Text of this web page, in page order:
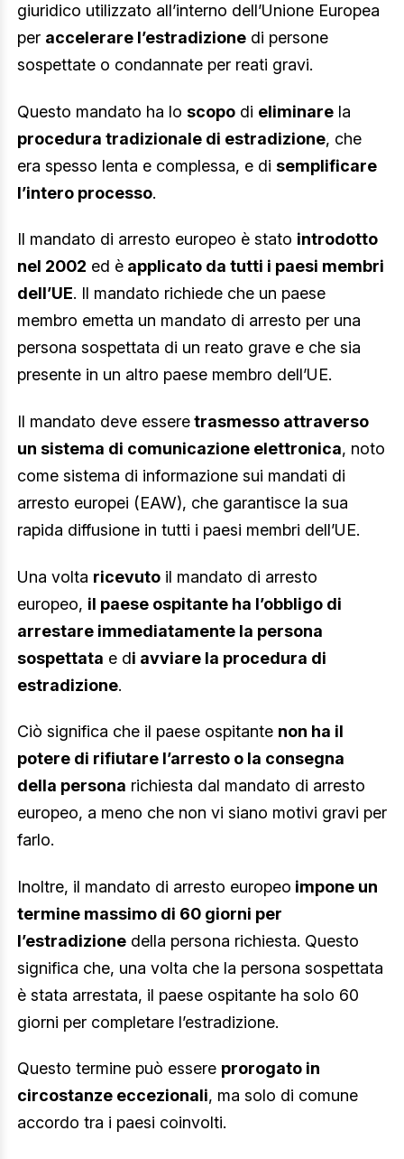
giuridico utilizzato all’interno dell’Unione Europea
per accelerare l’estradizione di persone
sospettate o condannate per reati gravi.
Questo mandato ha lo scopo di eliminare la
procedura tradizionale di estradizione, che
era spesso lenta e complessa, e di semplificare
l’intero processo.
Il mandato di arresto europeo è stato introdotto
nel 2002 ed è applicato da tutti i paesi membri
dell’UE. Il mandato richiede che un paese
membro emetta un mandato di arresto per una
persona sospettata di un reato grave e che sia
presente in un altro paese membro dell’UE.
Il mandato deve esseretrasmesso attraverso
un sistema di comunicazione elettronica, noto
come sistema di informazione sui mandati di
arresto europei (EAW), che garantisce la sua
rapida diffusione in tutti i paesi membri dell’UE.
Una volta ricevuto il mandato di arresto
europeo, il paese ospitante ha l’obbligo di
arrestare immediatamente la persona
sospettata e di avviare la procedura di
estradizione.
Ciò significa che il paese ospitante non ha il
potere di rifiutare l’arresto o la consegna
della persona richiesta dal mandato di arresto
europeo, a meno che non vi siano motivi gravi per
farlo.
Inoltre, il mandato di arresto europeo impone un
termine massimo di 60 giorni per
l’estradizione della persona richiesta. Questo
significa che, una volta che la persona sospettata
è stata arrestata, il paese ospitante ha solo 60
giorni per completare l’estradizione.
Questo termine può essere prorogato in
circostanze eccezionali, ma solo di comune
accordo tra i paesi coinvolti.